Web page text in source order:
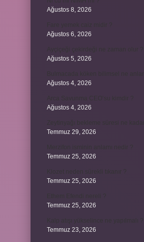
Ağustos 8, 2026
Ağustos 6, 2026
Ağustos 5, 2026
Ağustos 4, 2026
Ağustos 4, 2026
Temmuz 29, 2026
Temmuz 25, 2026
Temmuz 25, 2026
Temmuz 25, 2026
Temmuz 23, 2026